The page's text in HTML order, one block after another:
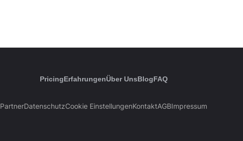
PricingErfahrungenÜber UnsBlogFAQ
PartnerDatenschutzCookie EinstellungenKontaktAGBImpressum